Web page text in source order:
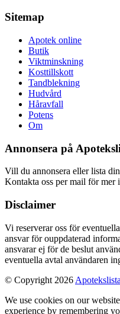
Sitemap
Apotek online
Butik
Viktminskning
Kosttillskott
Tandblekning
Hudvård
Håravfall
Potens
Om
Annonsera på
Vill du annonsera eller lista
Kontakta oss per mail för mer
Disclaimer
Vi reserverar oss för
ansvar för ouppdaterad
ansvarar ej för de beslut
eventuella avtal användaren
© Copyright 2026
We use cookies on our
experience by remembering